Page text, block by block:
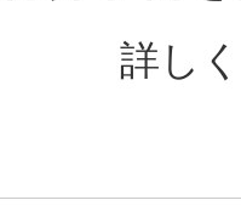
詳しく